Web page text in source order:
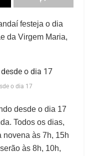
festeja o dia
da Virgem Maria,
o dia 17
desde o dia 17
Todos os dias,
novena às 7h, 15h
às 8h, 10h,